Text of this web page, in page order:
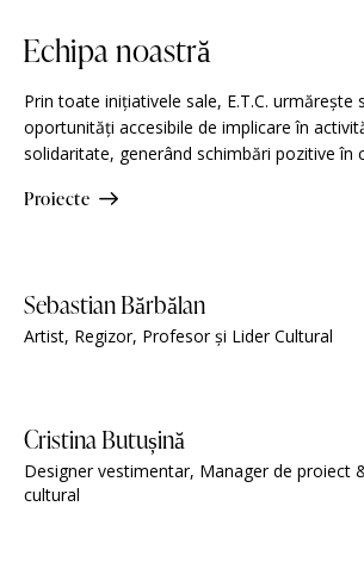
Echipa noastră
Prin toate inițiativele sale, E.T.C. urmărește
oportunități accesibile de implicare în
solidaritate, generând schimbări pozitive în
Proiecte
Sebastian Bărbălan
Artist, Regizor, Profesor și Lider Cultural
Cristina Butușină
Designer vestimentar, Manager de proiect
cultural